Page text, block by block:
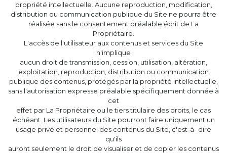
propriété intellectuelle. Aucune reproduction, modification,
distribution ou communication publique du Site ne pourra être
réalisée sans le consentement préalable écrit de La
Propriétaire.
L'accès de l'utilisateur aux contenus et services du Site
n'implique
aucun droit de transmission, cession, utilisation, altération,
exploitation, reproduction, distribution ou communication
publique des contenus, protégés par la propriété intellectuelle,
sans l'autorisation expresse préalable spécifiquement donnée à
cet
effet par La Propriétaire ou le tiers titulaire des droits, le cas
échéant. Les utilisateurs du Site pourront faire uniquement un
usage privé et personnel des contenus du Site, c'est-à- dire
qu'ils
auront seulement le droit de visualiser et de copier les contenus